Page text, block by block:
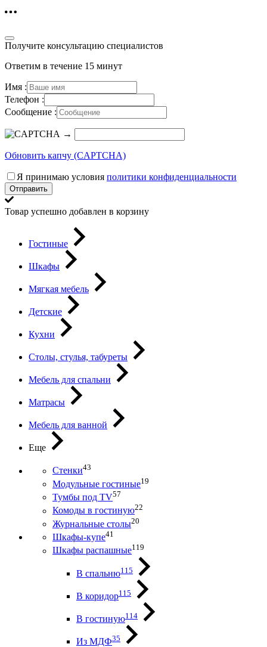
Получите консультацию специалистов
Ответим в течение 15 минут
Имя :
Телефон :
Сообщение :
→
Обновить капчу (CAPTCHA)
Я принимаю условия политики конфиденциальности
Отправить
Товар успешно добавлен в корзину
Гостиные
Шкафы
Мягкая мебель
Детские
Кухни
Столы, стулья, табуреты
Мебель для спальни
Матрасы
Мебель для ванной
Еще
Стенки43
Модульные гостиные19
Тумбы под ТV57
Комоды в гостиную22
Журнальные столы20
Шкафы-купе41
Шкафы распашные119
В спальню115
В коридор115
В гостиную114
Из МДФ35